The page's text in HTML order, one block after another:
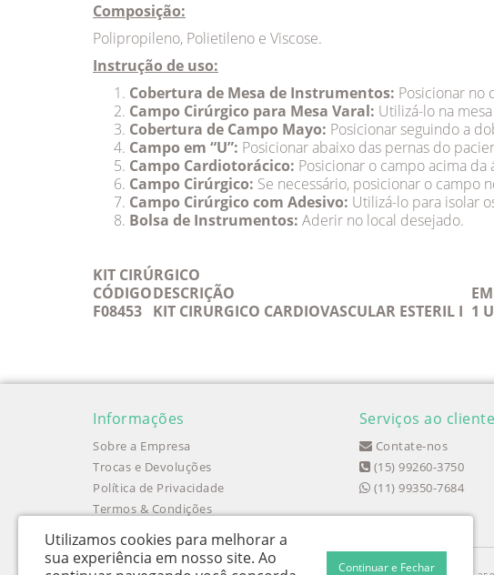
Composição:
Polipropileno, Polietileno e Viscose.
Instrução de uso:
Cobertura de Mesa de Instrumentos: Posicionar no
Campo Cirúrgico para Mesa Varal: Utilizá-lo na
Cobertura de Campo Mayo: Posicionar seguindo a
Campo em “U”: Posicionar abaixo das pernas do
Campo Cardiotorácico: Posicionar o campo acima
Campo Cirúrgico: Se necessário, posicionar o campo
Campo Cirúrgico com Adesivo: Utilizá-lo para isolar
Bolsa de Instrumentos: Aderir no local desejado.
KIT CIRÚRGICO
CÓDIGODESCRIÇÃO
F08453 KIT CIRURGICO CARDIOVASCULAR ESTERIL I 1
Informações
Sobre a Empresa
Trocas e Devoluções
Política de Privacidade
Termos & Condições
Serviços ao cliente
Contate-nos
(15) 99260-3750
(11) 99350-7684
Utilizamos cookies para melhorar a
sua experiência em nosso site. Ao
Continuar e Fechar